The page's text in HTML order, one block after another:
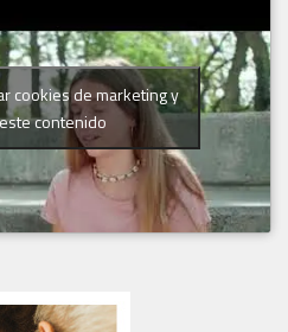
cookies de marketing y
contenido